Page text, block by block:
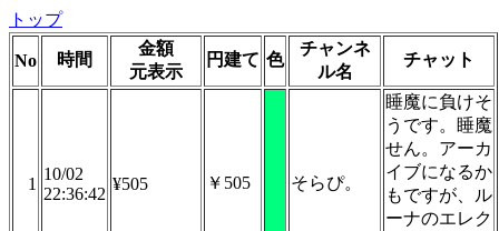
トップ
No 時間
金額
元表示
円建て 色
チャンネ
ル名
チャット
1
10/02
22:36:42
¥505 ￥505 そらぴ。
睡魔に負けそ
うです。睡魔
せん。アーカ
イブになるか
もですが、ル
ーナのエレク